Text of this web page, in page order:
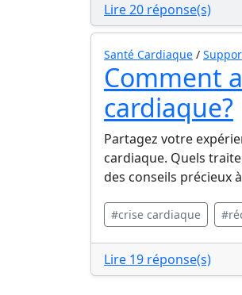
Lire 20 réponse(s)
Santé Cardiaque /
Comment
cardiaque?
Partagez votre
cardiaque. Quels
des conseils précieux
#crise cardiaque
Lire 19 réponse(s)